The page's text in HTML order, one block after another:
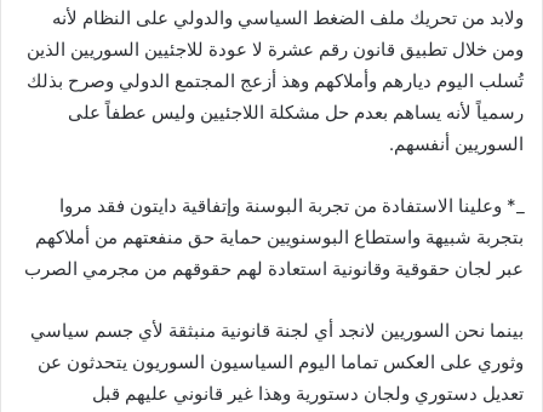
ولابد من تحريك ملف الضغط السياسي والدولي على النظام لأنه
ومن خلال تطبيق قانون رقم عشرة لا عودة للاجئيين السوريين الذين
تُسلب اليوم ديارهم وأملاكهم وهذ أزعج المجتمع الدولي وصرح بذلك
رسمياً لأنه يساهم بعدم حل مشكلة اللاجئيين وليس عطفاً على
السوريين أنفسهم.
_* وعلينا الاستفادة من تجربة البوسنة وإتفاقية دايتون فقد مروا
بتجربة شبيهة واستطاع البوسنويين حماية حق منفعتهم من أملاكهم
عبر لجان حقوقية وقانونية استعادة لهم حقوقهم من مجرمي الصرب
بينما نحن السوريين لانجد أي لجنة قانونية منبثقة لأي جسم سياسي
وثوري على العكس تماما اليوم السياسيون السوريون يتحدثون عن
تعديل دستوري ولجان دستورية وهذا غير قانوني عليهم قبل